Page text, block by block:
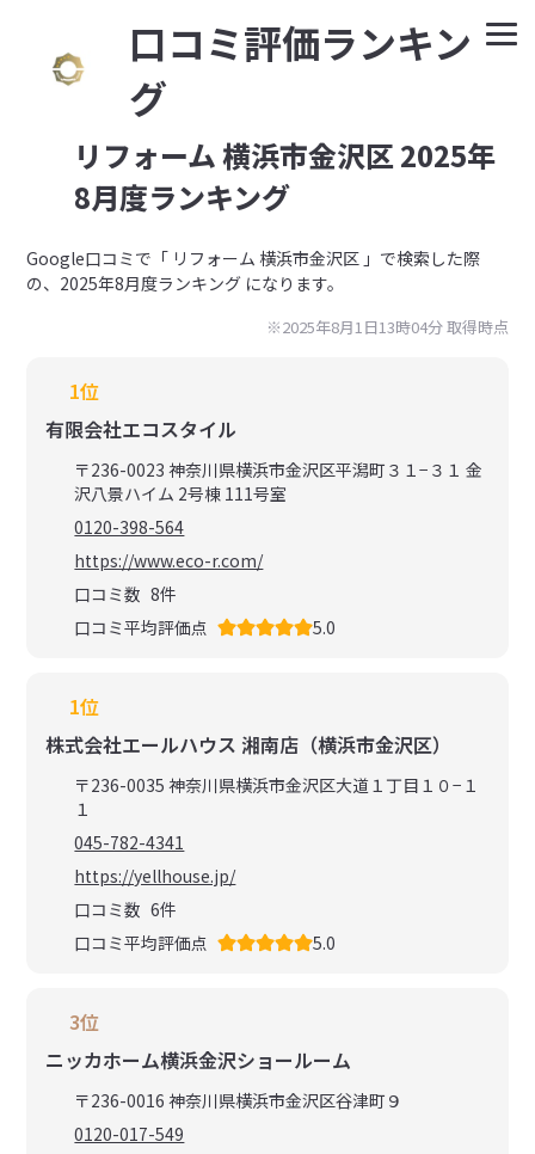
⼝コミ評価ランキン
グ
リフォーム 横浜市金沢区 2025年
8月度ランキング
Google⼝コミで「 リフォーム 横浜市金沢区 」で検索した際
の、2025年8月度ランキング になります。
※2025年8月1日13時04分 取得時点
1位
有限会社エコスタイル
〒236-0023 神奈川県横浜市金沢区平潟町３１−３１ 金
沢八景ハイム 2号棟 111号室
0120-398-564
https://www.eco-r.com/
口コミ数 8件
口コミ平均評価点
5.0
1位
株式会社エールハウス 湘南店（横浜市金沢区）
〒236-0035 神奈川県横浜市金沢区大道１丁目１０−１
１
045-782-4341
https://yellhouse.jp/
口コミ数 6件
口コミ平均評価点
5.0
3位
ニッカホーム横浜金沢ショールーム
〒236-0016 神奈川県横浜市金沢区谷津町９
0120-017-549